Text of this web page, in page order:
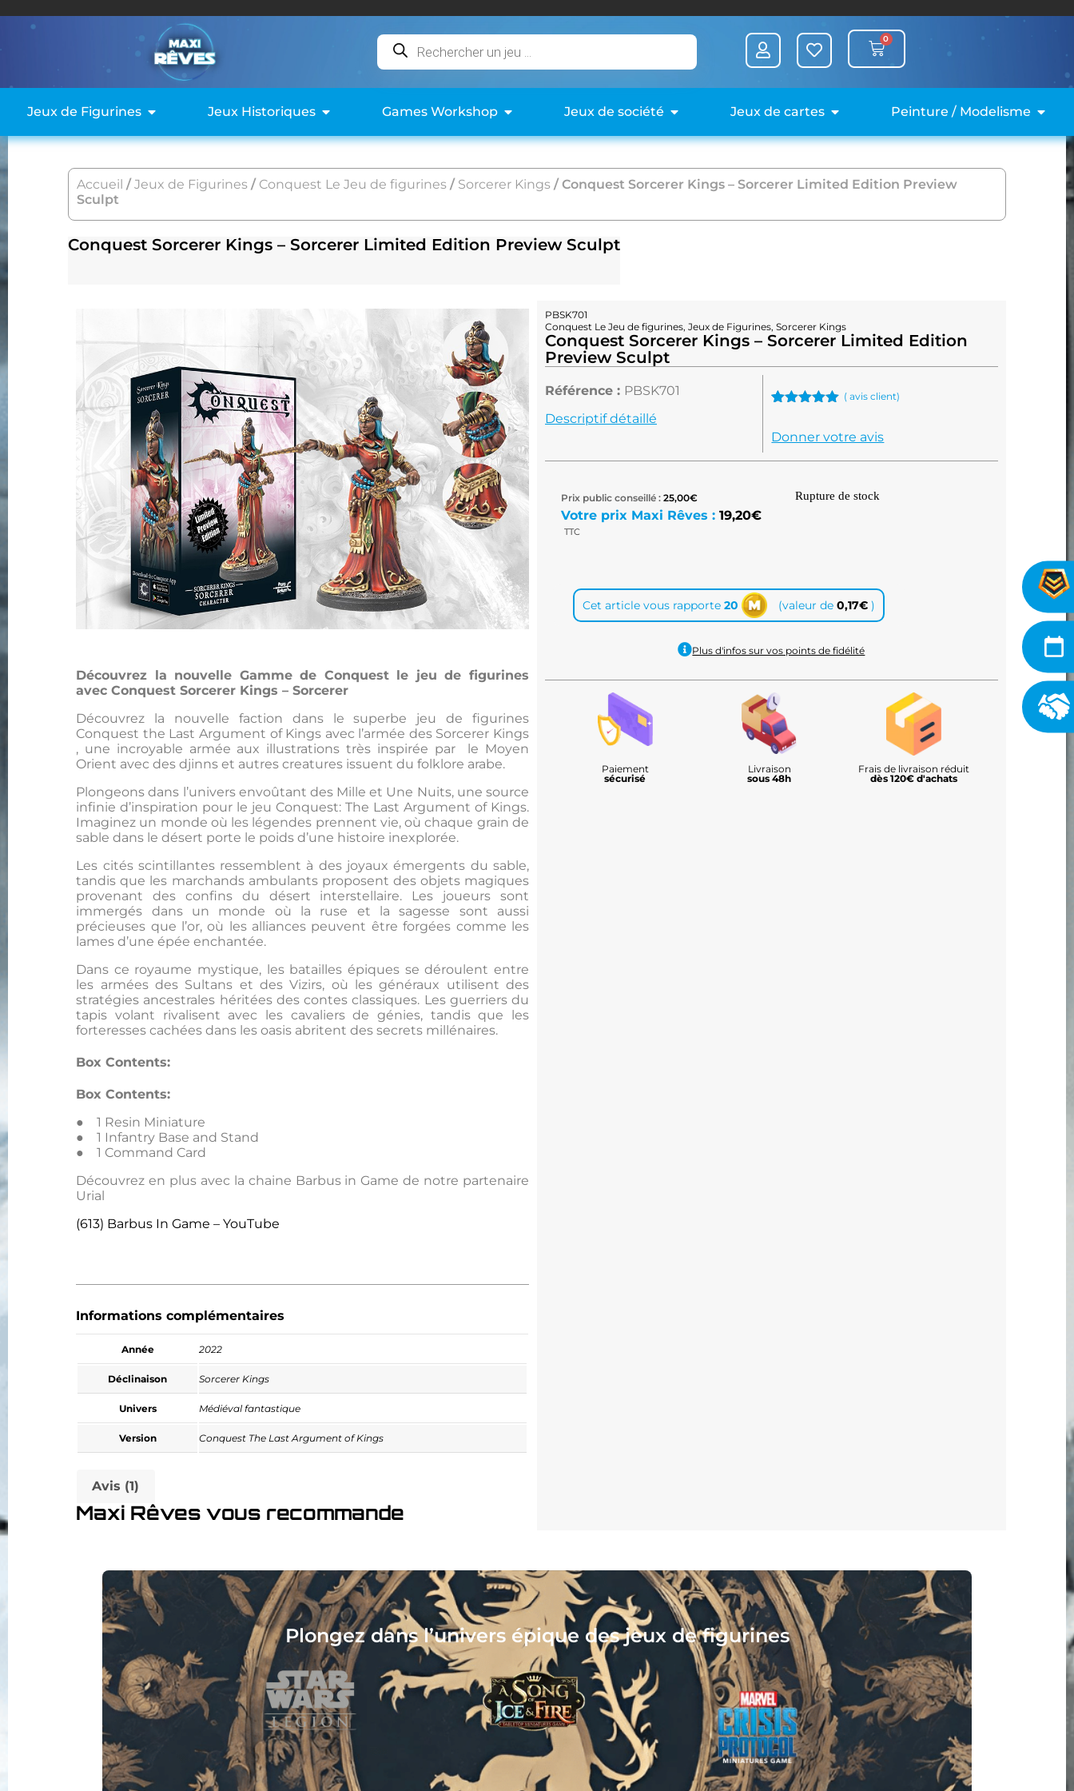
0
Jeux de Figurines Jeux Historiques Games Workshop Jeux de société Jeux de cartes Peinture / Modelisme
Accueil /Jeux de Figurines / Conquest Le Jeu de figurines / Sorcerer Kings / Conquest Sorcerer Kings – Sorcerer Limited Edition Preview
Sculpt
Conquest Sorcerer Kings – Sorcerer Limited Edition Preview Sculpt
Découvrez la nouvelle Gamme de Conquest le jeu de figurines
avec Conquest Sorcerer Kings – Sorcerer
Découvrez la nouvelle faction dans le superbe jeu de figurines
Conquest the Last Argument of Kings avec l’armée des Sorcerer Kings
, une incroyable armée aux illustrations très inspirée par le Moyen
Orient avec des djinns et autres creatures issuent du folklore arabe.
Plongeons dans l’univers envoûtant des Mille et Une Nuits, une source
infinie d’inspiration pour le jeu Conquest: The Last Argument of Kings.
Imaginez un monde où les légendes prennent vie, où chaque grain de
sable dans le désert porte le poids d’une histoire inexplorée.
Les cités scintillantes ressemblent à des joyaux émergents du sable,
tandis que les marchands ambulants proposent des objets magiques
provenant des confins du désert interstellaire. Les joueurs sont
immergés dans un monde où la ruse et la sagesse sont aussi
précieuses que l’or, où les alliances peuvent être forgées comme les
lames d’une épée enchantée.
Dans ce royaume mystique, les batailles épiques se déroulent entre
les armées des Sultans et des Vizirs, où les généraux utilisent des
stratégies ancestrales héritées des contes classiques. Les guerriers du
tapis volant rivalisent avec les cavaliers de génies, tandis que les
forteresses cachées dans les oasis abritent des secrets millénaires.
Box Contents:
Box Contents:
● 1 Resin Miniature
● 1 Infantry Base and Stand
● 1 Command Card
Découvrez en plus avec la chaine Barbus in Game de notre partenaire
Urial
(613) Barbus In Game – YouTube
Informations complémentaires
Année 2022
Déclinaison Sorcerer Kings
Univers Médiéval fantastique
Version Conquest The Last Argument of Kings
Avis (1)
Maxi Rêves vous recommande
PBSK701
Conquest Le Jeu de figurines, Jeux de Figurines, Sorcerer Kings
Conquest Sorcerer Kings – Sorcerer Limited Edition
Preview Sculpt
Référence : PBSK701
Descriptif détaillé
basé sur
(avis client)
Donner votre avis
Prix public conseillé : 25,00€
Votre prix Maxi Rêves : 19,20€
TTC
Rupture de stock
Cet article vous rapporte 20 (valeur de 0,17€ )
Plus d'infos sur vos points de fidélité
Paiement
sécurisé
Livraison
sous 48h
Frais de livraison réduit
dès 120€ d'achats
Collectionnez, assemblez, peignez, jouez, lisez :
votre nouveau hobby vous attend !